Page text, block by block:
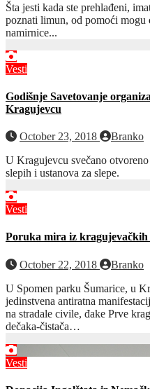
Šta jesti kada ste prehlađeni,
poznati limun, od pomoći mogu
namirnice...
Vesti
Godišnje Savetovanje
Kragujevcu
October 23, 2018
Branko
U Kragujevcu svečano
slepih i ustanova za slepe.
Vesti
Poruka mira iz kragujevačkih
October 22, 2018
Branko
U Spomen parku Šumarice, u
jedinstvena antiratna
na stradale civile, đake Prve
dečaka-čistača…
Vesti